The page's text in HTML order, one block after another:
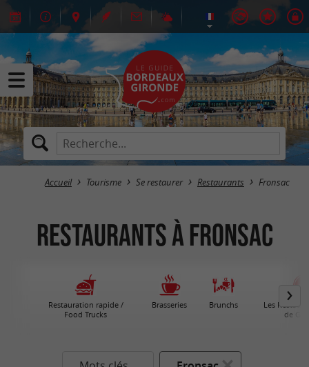
Accueil Tourisme Se restaurer Restaurants Fronsac
Restaurants à Fronsac
Restauration rapide /
Food Trucks
Brasseries Brunchs
Les
de